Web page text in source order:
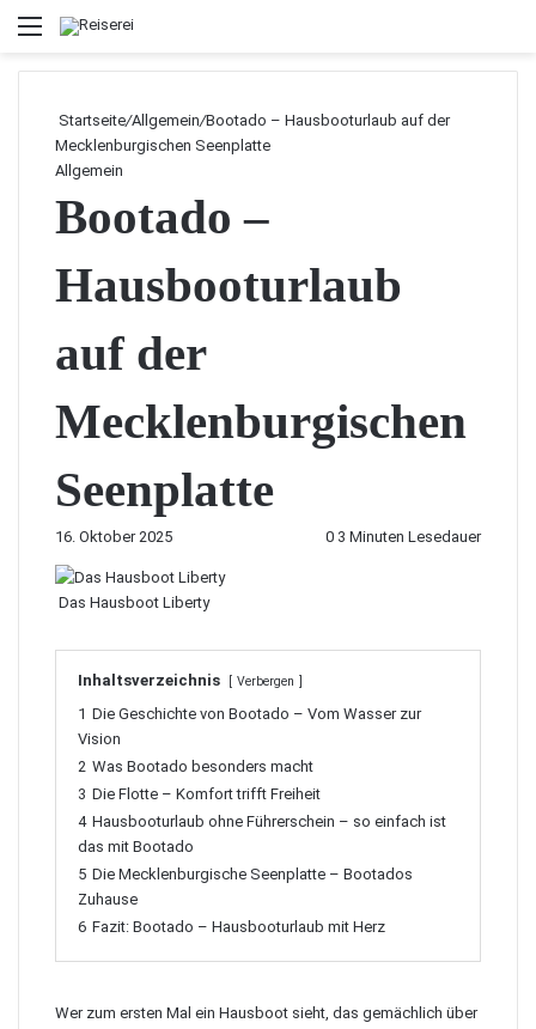
Menü
Startseite/Allgemein/Bootado – Hausbooturlaub auf der
Mecklenburgischen Seenplatte
Allgemein
Bootado –
Hausbooturlaub
auf der
Mecklenburgischen
Seenplatte
16. Oktober 2025 0 3 Minuten Lesedauer
Das Hausboot Liberty
Inhaltsverzeichnis Verbergen
1 Die Geschichte von Bootado – Vom Wasser zur
Vision
2 Was Bootado besonders macht
3 Die Flotte – Komfort trifft Freiheit
4 Hausbooturlaub ohne Führerschein – so einfach ist
das mit Bootado
5 Die Mecklenburgische Seenplatte – Bootados
Zuhause
6 Fazit: Bootado – Hausbooturlaub mit Herz
Wer zum ersten Mal ein Hausboot sieht, das gemächlich über